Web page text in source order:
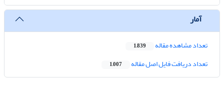
آمار
تعداد مشاهده مقاله 1,839
تعداد دریافت فایل اصل مقاله 1,007